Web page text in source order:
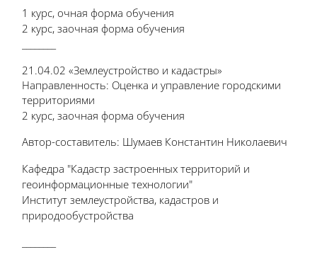
1 курс, очная форма обучения
2 курс, заочная форма обучения
21.04.02 «Землеустройство и кадастры»
Направленность: Оценка и управление городскими
территориями
2 курс, заочная форма обучения
Автор-составитель: Шумаев Константин Николаевич
Кафедра "Кадастр застроенных территорий и
геоинформационные технологии"
Институт землеустройства, кадастров и
природообустройства